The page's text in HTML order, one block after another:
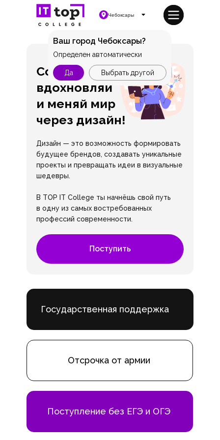
Чебоксары
Ваш город Чебоксары?
Да Выбрать другой
Определен автоматически
Дизайн — это возможность формировать
будущее брендов, создавать уникальные
проекты и превращать идеи в визуальные
шедевры.
В TOP IT College ты начнёшь свой путь
в одну из самых востребованных
профессий современности.
Создавай,
вдохновляй
и меняй мир
через дизайн!
Поступить
Отсрочка от армии
Государственная поддержка
Поступление без ЕГЭ и ОГЭ